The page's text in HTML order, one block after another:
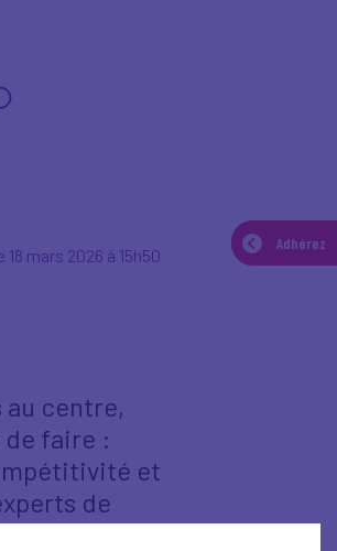
Adhérez
Adhérez
18 mars 2026 à 15h50
centre,
faire :
et
de
engagés,